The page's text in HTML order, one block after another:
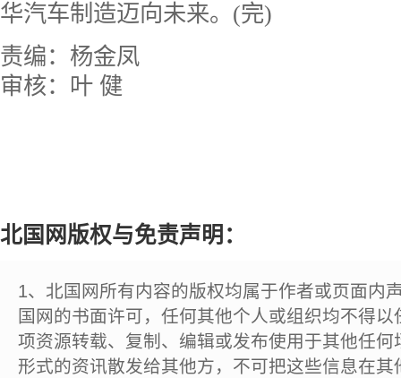
华汽车制造迈向未来。(完)
责编：杨金凤
审核：叶 健
北国网版权与免责声明：
1、北国网所有内容的版权均属于作者或页面内
国网的书面许可，任何其他个人或组织均不得
项资源转载、复制、编辑或发布使用于其他任
形式的资讯散发给其他方，不可把这些信息在